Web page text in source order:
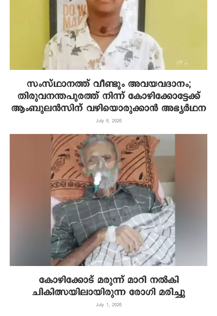
സംസ്ഥാനത്ത് വീണ്ടും അവയവദാനം;
തിരുവനന്തപുരത്ത് നിന്ന് കോഴിക്കോട്ടേക്ക്
ആംബുലന്‍സിന് വഴിയൊരുക്കാന്‍ അഭ്യര്‍ഥന
July 6, 2026
കോഴിക്കോട് മരുന്ന് മാറി നൽകി
ചികിത്സയിലായിരുന്ന രോഗി മരിച്ചു
July 1, 2026